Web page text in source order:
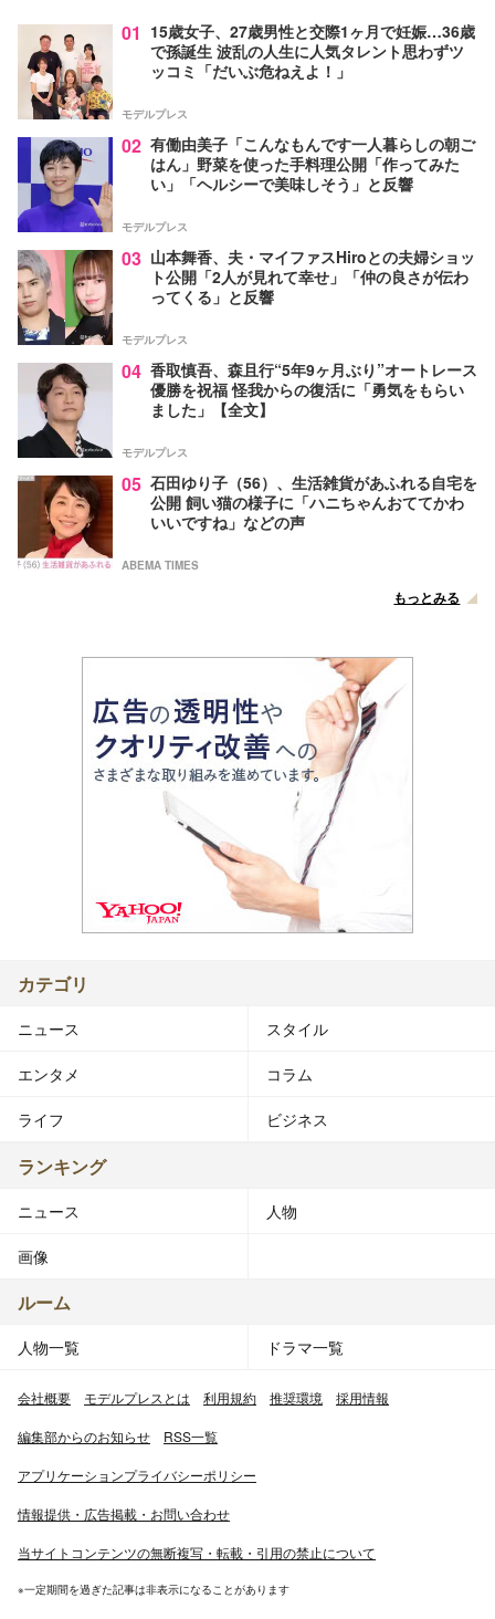
01 15歳女子、27歳男性と交際1ヶ月で妊娠…36歳
で孫誕生 波乱の人生に人気タレント思わずツ
ッコミ「だいぶ危ねえよ！」
モデルプレス
02 有働由美子「こんなもんです一人暮らしの朝ご
はん」野菜を使った手料理公開「作ってみた
い」「ヘルシーで美味しそう」と反響
モデルプレス
03 山本舞香、夫・マイファスHiroとの夫婦ショッ
ト公開「2人が見れて幸せ」「仲の良さが伝わ
ってくる」と反響
モデルプレス
04 香取慎吾、森且行“5年9ヶ月ぶり”オートレース
優勝を祝福 怪我からの復活に「勇気をもらい
ました」【全文】
モデルプレス
05 石田ゆり子（56）、生活雑貨があふれる自宅を
公開 飼い猫の様子に「ハニちゃんおててかわ
いいですね」などの声
ABEMA TIMES
もっとみる
カテゴリ
ニュース スタイル
エンタメ コラム
ライフ ビジネス
ランキング
ニュース 人物
画像
ルーム
人物一覧 ドラマ一覧
会社概要 モデルプレスとは 利用規約 推奨環境 採用情報
編集部からのお知らせ RSS一覧
アプリケーションプライバシーポリシー
情報提供・広告掲載・お問い合わせ
当サイトコンテンツの無断複写・転載・引用の禁止について
※一定期間を過ぎた記事は非表示になることがあります